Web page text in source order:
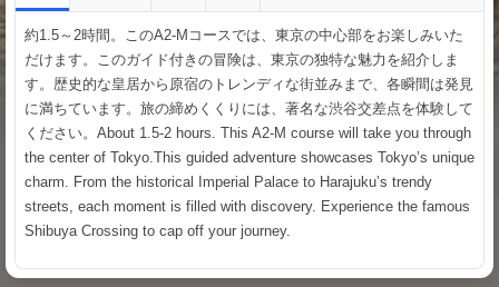
約1.5～2時間。このA2-Mコースでは、東京の中心部をお楽しみいた
だけます。このガイド付きの冒険は、東京の独特な魅力を紹介しま
す。歴史的な皇居から原宿のトレンディな街並みまで、各瞬間は発見
に満ちています。旅の締めくくりには、著名な渋谷交差点を体験して
ください。About 1.5-2 hours. This A2-M course will take you through
the center of Tokyo.This guided adventure showcases Tokyo’s unique
charm. From the historical Imperial Palace to Harajuku’s trendy
streets, each moment is filled with discovery. Experience the famous
Shibuya Crossing to cap off your journey.